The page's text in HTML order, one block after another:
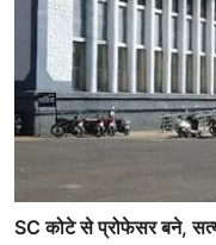
SC कोटे से प्रोफेसर बने,